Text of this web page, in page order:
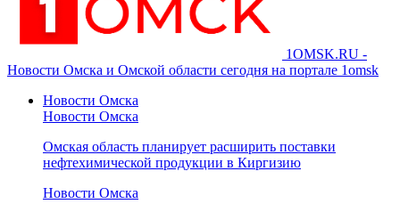
1OMSK.RU -
Новости Омска и Омской области сегодня на портале 1omsk
Новости Омска
Новости Омска
Омская область планирует расширить поставки
нефтехимической продукции в Киргизию
Новости Омска